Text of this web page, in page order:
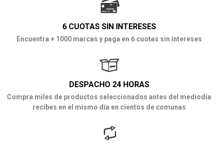
6 CUOTAS SIN INTERESES
Encuentra + 1000 marcas y paga en 6 cuotas sin intereses
DESPACHO 24 HORAS
Compra miles de productos seleccionados antes del mediodía
recibes en el mismo día en cientos de comunas